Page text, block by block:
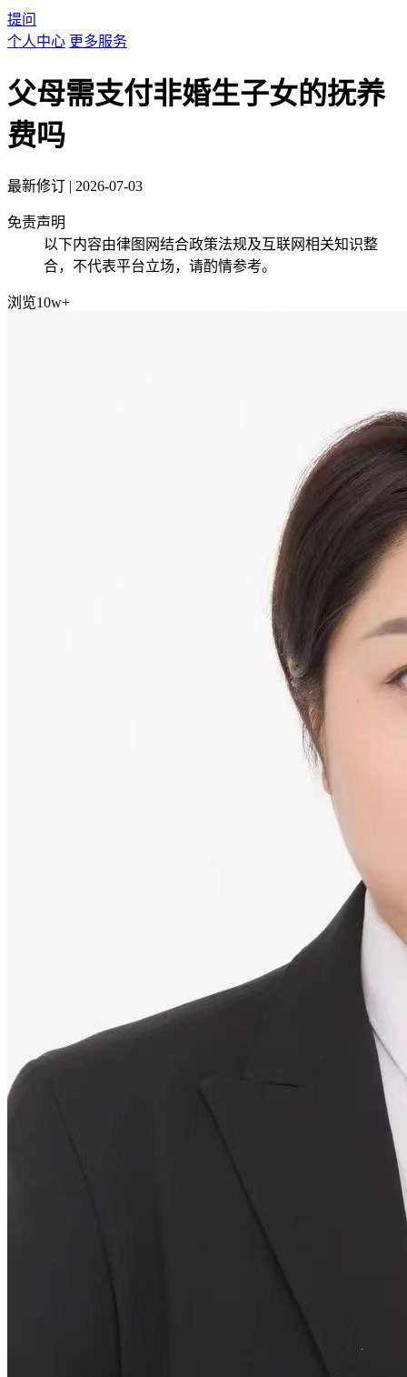
提问
个人中心 更多服务
父母需支付非婚生子女的抚养
费吗
最新修订 | 2026-07-03
免责声明
以下内容由律图网结合政策法规及互联网相关知识整
合，不代表平台立场，请酌情参考。
浏览10w+